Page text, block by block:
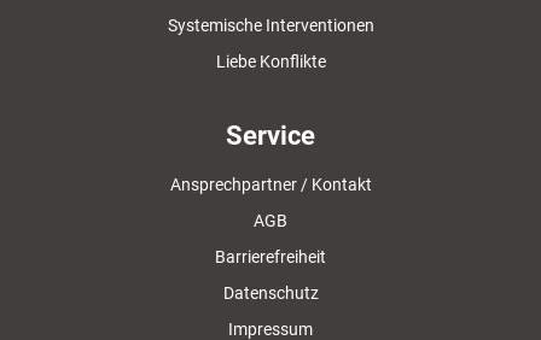
Systemische Interventionen
Liebe Konflikte
Service
Ansprechpartner / Kontakt
AGB
Barrierefreiheit
Datenschutz
Impressum